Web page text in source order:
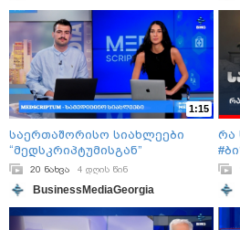
1:15
საერთაშორისო სიახლეები
“მედსკრიპტუმისგან”
20 ნახვა 4 დღის წინ
BusinessMediaGeorgia
რა